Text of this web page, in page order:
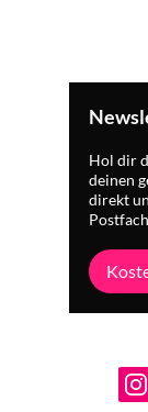
Hol dir
deinen
direkt